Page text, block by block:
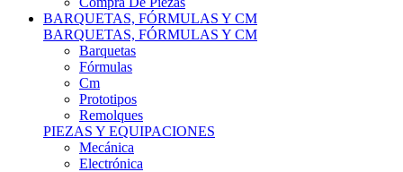
BARQUETAS, FÓRMULAS Y CM
BARQUETAS, FÓRMULAS Y CM
Barquetas
Fórmulas
Cm
Prototipos
Remolques
PIEZAS Y EQUIPACIONES
Mecánica
Electrónica